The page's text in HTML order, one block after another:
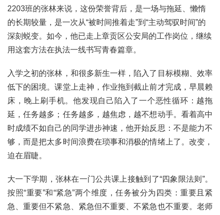
2203班的张林来说，这份荣誉背后，是一场与拖延、懒惰
的长期较量，是一次从“被时间推着走”到“主动驾驭时间”的
深刻蜕变。如今，他已走上章贡区公安局的工作岗位，继续
用这套方法在执法一线书写青春篇章。
入学之初的张林，和很多新生一样，陷入了目标模糊、效率
低下的困境。课堂上走神，作业拖到截止前才完成，早晨赖
床，晚上刷手机。他发现自己陷入了一个恶性循环：越拖
延，任务越多；任务越多，越焦虑，越不想动手。看着高中
时成绩不如自己的同学进步神速，他开始反思：不是能力不
够，而是把太多时间浪费在琐事和消极的情绪上了。改变，
迫在眉睫。
大一下学期，张林在一门公共课上接触到了“四象限法则”。
按照“重要”和“紧急”两个维度，任务被分为四类：重要且紧
急、重要但不紧急、紧急但不重要、不紧急也不重要。老师